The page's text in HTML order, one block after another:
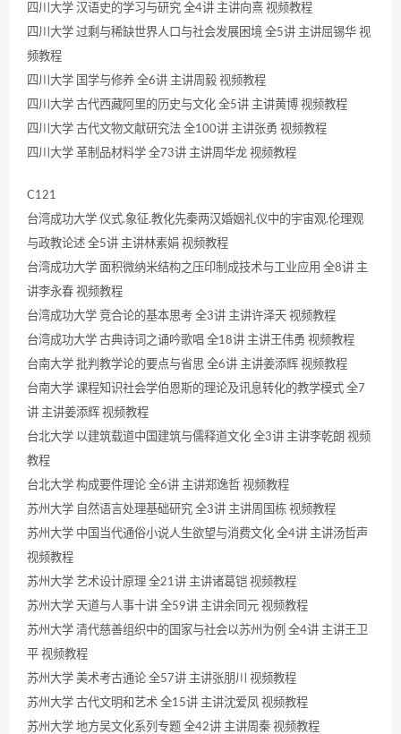
四川大学 汉语史的学习与研究 全4讲 主讲向熹 视频教程
四川大学 过剩与稀缺世界人口与社会发展困境 全5讲 主讲屈锡华 视
频教程
四川大学 国学与修养 全6讲 主讲周毅 视频教程
四川大学 古代西藏阿里的历史与文化 全5讲 主讲黄博 视频教程
四川大学 古代文物文献研究法 全100讲 主讲张勇 视频教程
四川大学 革制品材料学 全73讲 主讲周华龙 视频教程
C121
台湾成功大学 仪式.象征.教化先秦两汉婚姻礼仪中的宇宙观.伦理观
与政教论述 全5讲 主讲林素娟 视频教程
台湾成功大学 面积微纳米结构之压印制成技术与工业应用 全8讲 主
讲李永春 视频教程
台湾成功大学 竞合论的基本思考 全3讲 主讲许泽天 视频教程
台湾成功大学 古典诗词之诵吟歌唱 全18讲 主讲王伟勇 视频教程
台南大学 批判教学论的要点与省思 全6讲 主讲姜添辉 视频教程
台南大学 课程知识社会学伯恩斯的理论及讯息转化的教学模式 全7
讲 主讲姜添辉 视频教程
台北大学 以建筑载道中国建筑与儒释道文化 全3讲 主讲李乾朗 视频
教程
台北大学 构成要件理论 全6讲 主讲郑逸哲 视频教程
苏州大学 自然语言处理基础研究 全3讲 主讲周国栋 视频教程
苏州大学 中国当代通俗小说人生欲望与消费文化 全4讲 主讲汤哲声
视频教程
苏州大学 艺术设计原理 全21讲 主讲诸葛铠 视频教程
苏州大学 天道与人事十讲 全59讲 主讲余同元 视频教程
苏州大学 清代慈善组织中的国家与社会以苏州为例 全4讲 主讲王卫
平 视频教程
苏州大学 美术考古通论 全57讲 主讲张朋川 视频教程
苏州大学 古代文明和艺术 全15讲 主讲沈爱凤 视频教程
苏州大学 地方吴文化系列专题 全42讲 主讲周秦 视频教程